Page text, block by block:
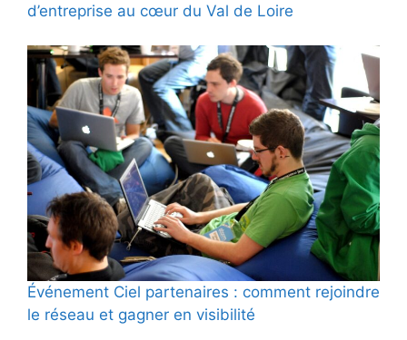
d’entreprise au cœur du Val de Loire
Événement Ciel partenaires : comment rejoindre
le réseau et gagner en visibilité